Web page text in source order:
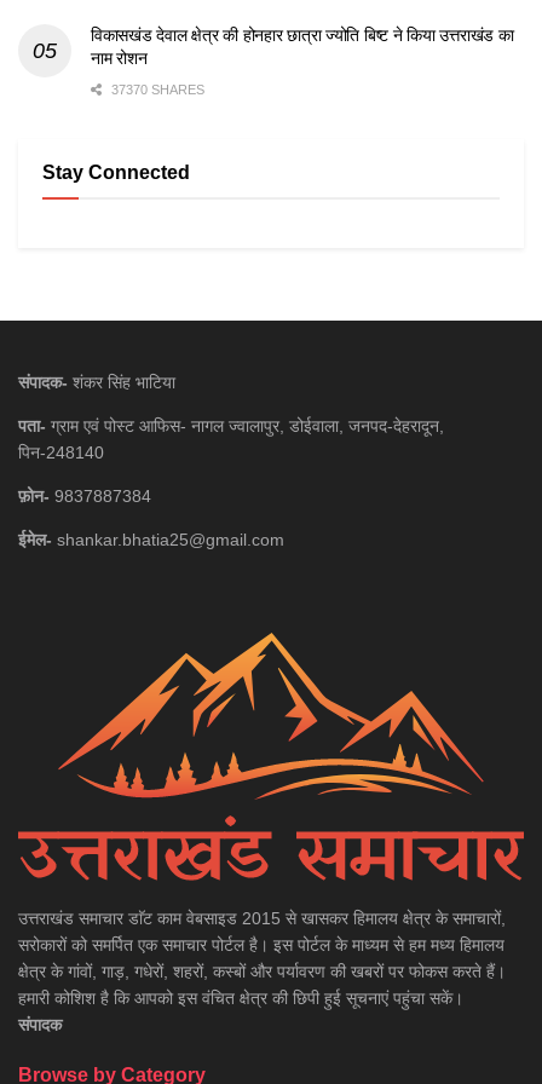
विकासखंड देवाल क्षेत्र की होनहार छात्रा ज्योति बिष्ट ने किया उत्तराखंड का
नाम रोशन
37370 SHARES
Stay Connected
संपादक- शंकर सिंह भाटिया
पता- ग्राम एवं पोस्ट आफिस- नागल ज्वालापुर, डोईवाला, जनपद-देहरादून,
पिन-248140
फ़ोन- 9837887384
ईमेल- shankar.bhatia25@gmail.com
उत्तराखंड समाचार डाॅट काम वेबसाइड 2015 से खासकर हिमालय क्षेत्र के समाचारों,
सरोकारों को समर्पित एक समाचार पोर्टल है। इस पोर्टल के माध्यम से हम मध्य हिमालय
क्षेत्र के गांवों, गाड़, गधेरों, शहरों, कस्बों और पर्यावरण की खबरों पर फोकस करते हैं।
हमारी कोशिश है कि आपको इस वंचित क्षेत्र की छिपी हुई सूचनाएं पहुंचा सकें।
संपादक
Browse by Category